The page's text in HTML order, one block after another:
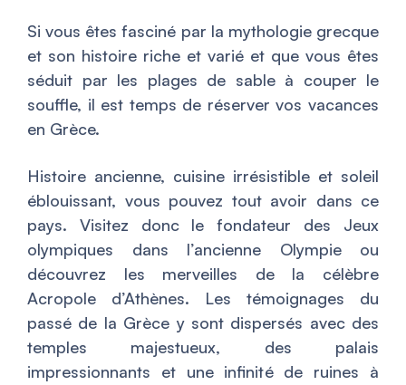
Si vous êtes fasciné par la mythologie grecque
et son histoire riche et varié et que vous êtes
séduit par les plages de sable à couper le
souffle, il est temps de réserver vos vacances
en Grèce.
Histoire ancienne, cuisine irrésistible et soleil
éblouissant, vous pouvez tout avoir dans ce
pays. Visitez donc le fondateur des Jeux
olympiques dans l’ancienne Olympie ou
découvrez les merveilles de la célèbre
Acropole d’Athènes. Les témoignages du
passé de la Grèce y sont dispersés avec des
temples majestueux, des palais
impressionnants et une infinité de ruines à